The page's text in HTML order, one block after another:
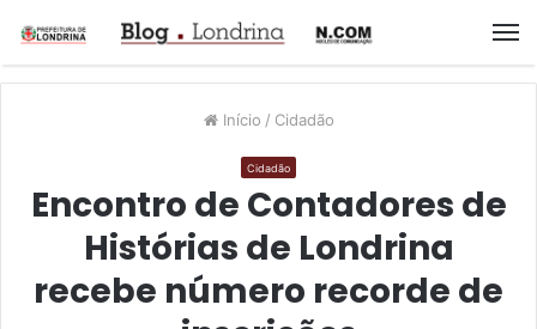
Início / Cidadão
Cidadão
Encontro de Contadores de
Histórias de Londrina
recebe número recorde de